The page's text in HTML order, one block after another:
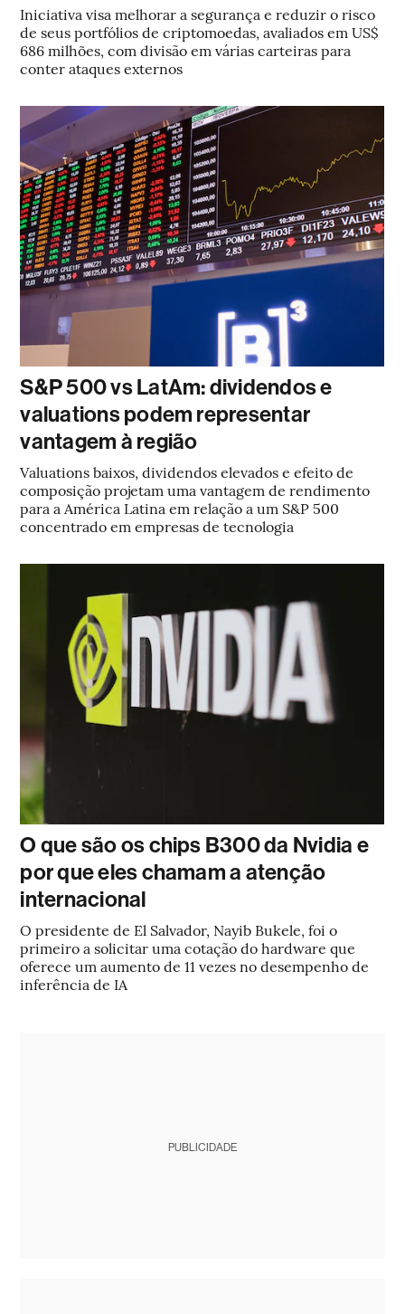
Iniciativa visa melhorar a segurança e reduzir o risco
de seus portfólios de criptomoedas, avaliados em US$
686 milhões, com divisão em várias carteiras para
conter ataques externos
S&P 500 vs LatAm: dividendos e
valuations podem representar
vantagem à região
Valuations baixos, dividendos elevados e efeito de
composição projetam uma vantagem de rendimento
para a América Latina em relação a um S&P 500
concentrado em empresas de tecnologia
O que são os chips B300 da Nvidia e
por que eles chamam a atenção
internacional
O presidente de El Salvador, Nayib Bukele, foi o
primeiro a solicitar uma cotação do hardware que
oferece um aumento de 11 vezes no desempenho de
inferência de IA
PUBLICIDADE